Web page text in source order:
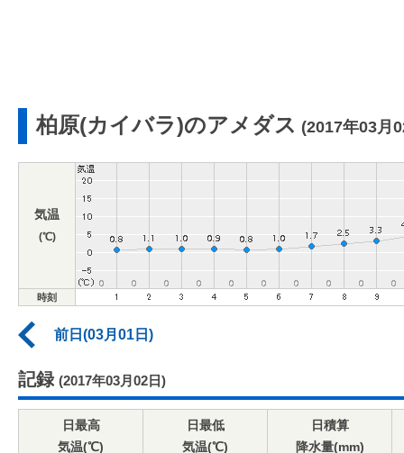
柏原(カイバラ)のアメダス (2017年03月
気温
(℃)
時刻
前日(03月01日)
記録 (2017年03月02日)
日最高
気温(℃)
日最低
気温(℃)
日積算
降水量(mm)